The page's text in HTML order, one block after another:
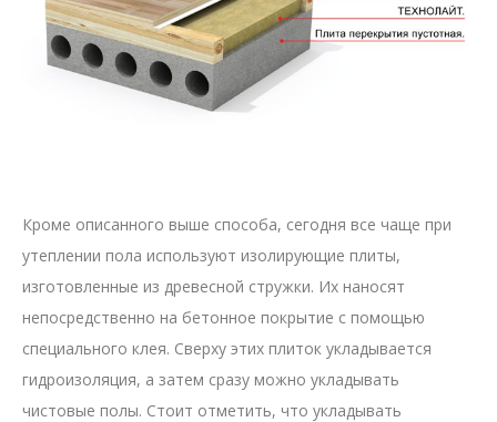
Кроме описанного выше способа, сегодня все чаще при
утеплении пола используют изолирующие плиты,
изготовленные из древесной стружки. Их наносят
непосредственно на бетонное покрытие с помощью
специального клея. Сверху этих плиток укладывается
гидроизоляция, а затем сразу можно укладывать
чистовые полы. Стоит отметить, что укладывать